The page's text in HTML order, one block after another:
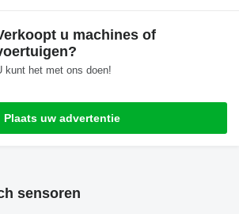
u machines of
kunt het met ons doen!
Plaats uw advertentie
sensoren